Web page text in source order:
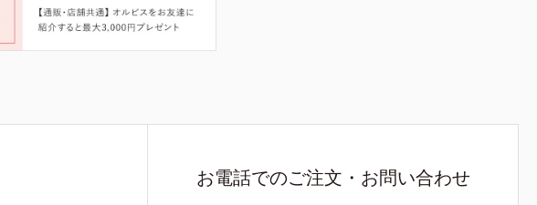
お電話でのご注文・お問い合わせ